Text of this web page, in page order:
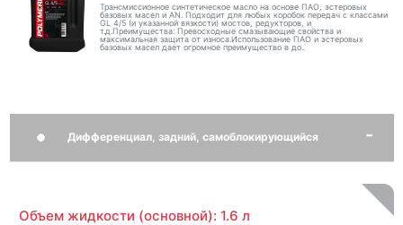
Трансмиссионное синтетическое масло на основе ПАО, эстеровых
базовых масел и AN. Подходит для любых коробок передач с классами
GL 4/5 (и указанной вязкости) мостов, редукторов, и
т.д.Преимущества: Превосходные смазывающие свойства и
максимальная защита от износа.Использование ПАО и эстеровых
базовых масел дает огромное преимущество в до..
Дифференциал, задний, самоблокирующийся
Объем жидкости (основной): 1.6 л